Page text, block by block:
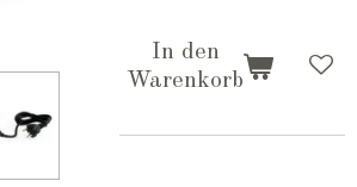
In den
Warenkorb